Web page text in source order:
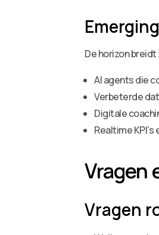
De horizon
AI agents die
Verbeterde
Digitale
Realtime
Vragen
Vragen